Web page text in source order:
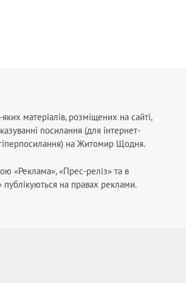
матеріалів, розміщених на сайті,
посилання (для інтернет-
на Житомир Щодня.
«Реклама», «Прес-реліз» та в
публікуються на правах реклами.